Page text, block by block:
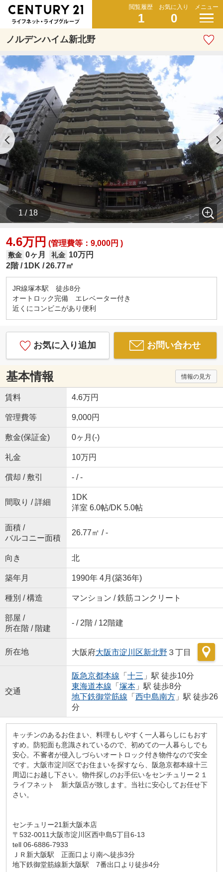
閲覧履歴
1
お気に入り
0
メニュー
ノルデンハイム新北野
1 / 18
4.6万円 (管理費等：9,000円 )
敷金 0ヶ月 礼金 10万円
2階
1DK 26.77㎡
JR線塚本駅 徒歩8分
オートロック完備 エレベーター付き
近くにコンビニがあり便利
お気に入り追加 お問い合わせ
基本情報 情報の見方
賃料 4.6万円
管理費等 9,000円
敷金(保証金) 0ヶ月(-)
礼金 10万円
償却 / 敷引 - / -
間取り / 詳細
1DK
洋室 6.0帖/DK 5.0帖
面積 /
バルコニー面積
26.77㎡ / -
向き 北
築年月 1990年 4月(築36年)
種別 / 構造 マンション / 鉄筋コンクリート
部屋 /
所在階 / 階建
- / 2階 / 12階建
所在地 大阪府大阪市淀川区新北野 ３丁目
交通
阪急京都本線 「 十三 」駅 徒歩10分
東海道本線 「 塚本」駅 徒歩8分
地下鉄御堂筋線 「 西中島南方」駅 徒歩26
分
キッチンのあるお住まい、料理もしやすく一人暮らしにもおす
すめ。防犯面も意識されているので、初めての一人暮らしでも
安心。不審者が侵入しづらいオートロック付き物件なので安全
です。大阪市淀川区でお住まいを探すなら、阪急京都本線十三
周辺にお越し下さい。物件探しのお手伝いをセンチュリー２１
ライフネット 新大阪店が致します。当社に安心してお任せ下
さい。
センチュリー21新大阪本店
〒532-0011大阪市淀川区西中島5丁目6-13
tell 06-6886-7933
ＪＲ新大阪駅 正面口より南へ徒歩3分
地下鉄御堂筋線新大阪駅 7番出口より徒歩4分